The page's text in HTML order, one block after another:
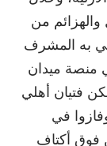
من
به المشرف
منصة ميدان
فتيان أهلي
في
فوق أكتاف